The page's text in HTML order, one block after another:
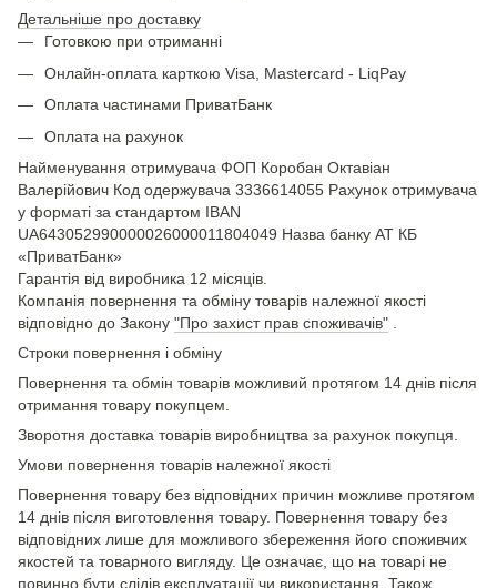
Детальніше про доставку
Готовкою при отриманні
Онлайн-оплата карткою Visa, Mastercard - LiqPay
Оплата частинами ПриватБанк
Оплата на рахунок
Найменування отримувача ФОП Коробан Октавіан
Валерійович Код одержувача 3336614055 Рахунок отримувача
у форматі за стандартом IBAN
UA643052990000026000011804049 Назва банку АТ КБ
«ПриватБанк»
Гарантія від виробника 12 місяців.
Компанія повернення та обміну товарів належної якості
відповідно до Закону "Про захист прав споживачів"
Строки повернення і обміну
Повернення та обмін товарів можливий протягом 14 днів після
отримання товару покупцем.
Зворотня доставка товарів виробництва за рахунок покупця.
Умови повернення товарів належної якості
Повернення товару без відповідних причин можливе протягом
14 днів після виготовлення товару. Повернення товару без
відповідних лише для можливого збереження його споживчих
якостей та товарного вигляду. Це означає, що на товарі не
повинно бути слідів експлуатації чи використання. Також